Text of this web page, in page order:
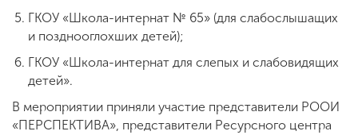
ГКОУ «Школа-интернат № 65» (для слабослышащих
и позднооглохших детей);
ГКОУ «Школа-интернат для слепых и слабовидящих
детей».
В мероприятии приняли участие представители РООИ
«ПЕРСПЕКТИВА», представители Ресурсного центра